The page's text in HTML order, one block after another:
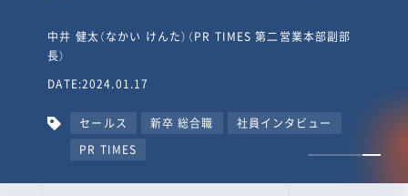
タビュー #PR
TIMESな人たち
中井 健太（なかい けんた）（PR TIMES 第二営業本部副部
長）
DATE:2024.01.17
セールス 新卒 総合職
社員インタビュー
PR TIMES